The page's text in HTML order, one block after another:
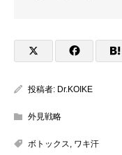
投稿者: Dr.KOIKE
外見戦略
ボトックス, ワキ汗